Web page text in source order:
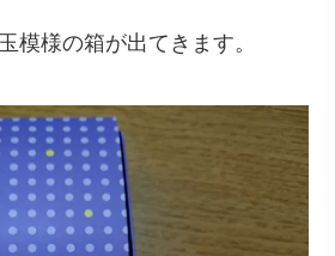
模様の箱が出てきます。